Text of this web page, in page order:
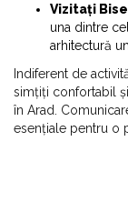
Vizitați
una dintre
arhitectură
Indiferent de
simțiți confortabil
în Arad.
esențiale pentru o